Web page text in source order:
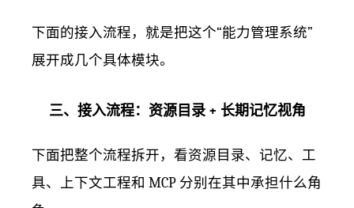
下面的接入流程，就是把这个“能力管理系统”
展开成几个具体模块。
三、接入流程：资源目录 + 长期记忆视角
下面把整个流程拆开，看资源目录、记忆、工
具、上下文工程和 MCP 分别在其中承担什么角